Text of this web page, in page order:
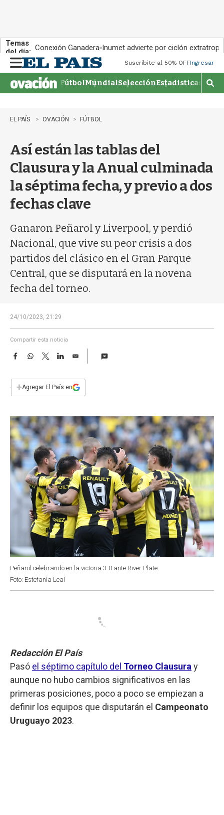
Temas
del día: Conexión Ganadera Inumet advierte por ciclón
n
u
Suscribite al 50% OFFIngresar
FútbolMundialSelecciónEstadisticas
M
o
�
q
EL PAÍS OVACIÓN FÚTBOL
Así están las tablas del
Clausura y la Anual culminada
la séptima fecha, y previo a dos
fechas clave
Ganaron Peñarol y Liverpool, y perdió
Nacional, que vive su peor crisis a dos
partidos del clásico en el Gran Parque
Central, que se disputará en la novena
fecha del torneo.
24/10/2023, 21:29
Compartir esta noticia
F
e
b
k
W
s
p
T
w
t
L
n
E
i
l
+Agregar El País en
Peñarol celebrando en la victoria 3-0 ante River Plate.
Foto: Estefanía Leal
Redacción El País
Pasó el séptimo capítulo del Torneo Clausura y
aunque no hubo cambios significativos en las
primeras posiciones, poco a poco se empiezan a
definir los equipos que disputarán el Campeonato
Uruguayo 2023.